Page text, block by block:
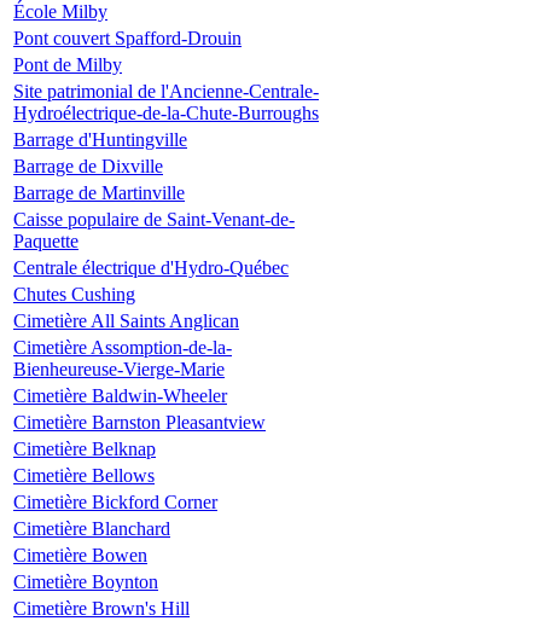
École Milby
Pont couvert Spafford-Drouin
Pont de Milby
Site patrimonial de l'Ancienne-Centrale-
Hydroélectrique-de-la-Chute-Burroughs
Barrage d'Huntingville
Barrage de Dixville
Barrage de Martinville
Caisse populaire de Saint-Venant-de-
Paquette
Centrale électrique d'Hydro-Québec
Chutes Cushing
Cimetière All Saints Anglican
Cimetière Assomption-de-la-
Bienheureuse-Vierge-Marie
Cimetière Baldwin-Wheeler
Cimetière Barnston Pleasantview
Cimetière Belknap
Cimetière Bellows
Cimetière Bickford Corner
Cimetière Blanchard
Cimetière Bowen
Cimetière Boynton
Cimetière Brown's Hill